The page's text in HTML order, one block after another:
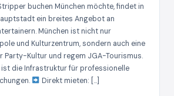
buchen München möchte, findet in
ein breites Angebot an
München ist nicht nur
und Kulturzentrum, sondern auch eine
Party-Kultur und regem JGA-Tourismus.
die Infrastruktur für professionelle
Direkt mieten: […]